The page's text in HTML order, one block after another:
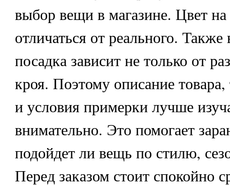
выбор вещи в магазине. Цвет
отличаться от реального.
посадка зависит не только от
кроя. Поэтому описание
и условия примерки лучше
внимательно. Это помогает
подойдет ли вещь по стилю,
Перед заказом стоит спокойно